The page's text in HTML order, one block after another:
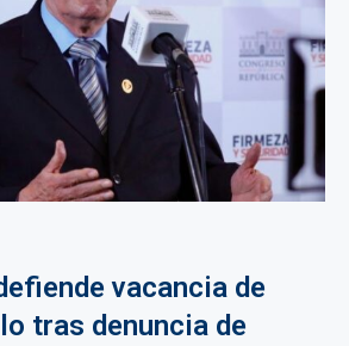
vacancia de
tras denuncia de